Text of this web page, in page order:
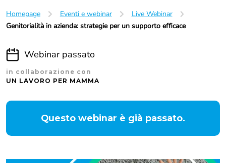
Company
Homepage Eventi e webinar
Live Webinar
Genitorialità in azienda: strategie per un supporto efficace
Webinar passato
in collaborazione con
UN LAVORO PER MAMMA
Questo webinar è già passato.